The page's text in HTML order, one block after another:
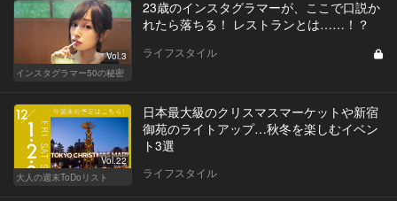
Vol.3
インスタグラマー50の秘密
23歳のインスタグラマーが、ここで口説か
れたら落ちる！ レストランとは……！？
ライフスタイル
Vol.22
大人の週末ToDoリスト
日本最大級のクリスマスマーケットや新宿
御苑のライトアップ…秋冬を楽しむイベン
ト3選
ライフスタイル